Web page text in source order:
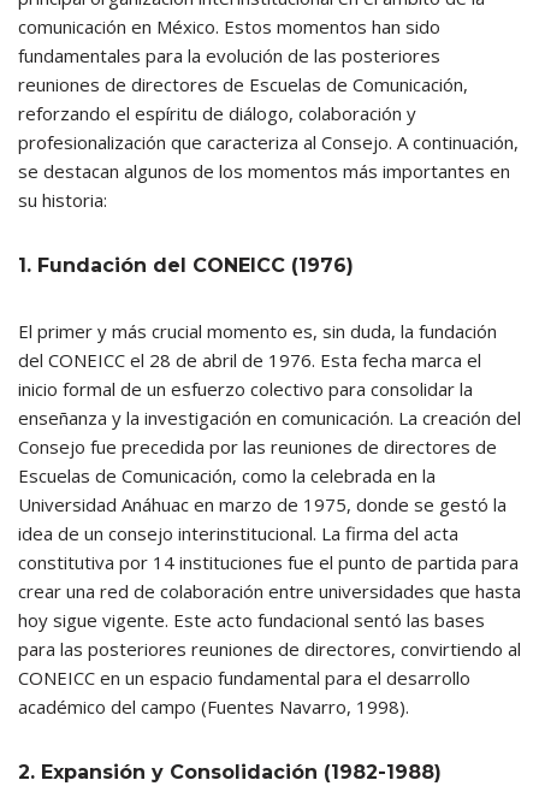
comunicación en México. Estos momentos han sido
fundamentales para la evolución de las posteriores
reuniones de directores de Escuelas de Comunicación,
reforzando el espíritu de diálogo, colaboración y
profesionalización que caracteriza al Consejo. A continuación,
se destacan algunos de los momentos más importantes en
su historia:
1. Fundación del CONEICC (1976)
El primer y más crucial momento es, sin duda, la fundación
del CONEICC el 28 de abril de 1976. Esta fecha marca el
inicio formal de un esfuerzo colectivo para consolidar la
enseñanza y la investigación en comunicación. La creación del
Consejo fue precedida por las reuniones de directores de
Escuelas de Comunicación, como la celebrada en la
Universidad Anáhuac en marzo de 1975, donde se gestó la
idea de un consejo interinstitucional. La firma del acta
constitutiva por 14 instituciones fue el punto de partida para
crear una red de colaboración entre universidades que hasta
hoy sigue vigente. Este acto fundacional sentó las bases
para las posteriores reuniones de directores, convirtiendo al
CONEICC en un espacio fundamental para el desarrollo
académico del campo (Fuentes Navarro, 1998).
2. Expansión y Consolidación (1982-1988)